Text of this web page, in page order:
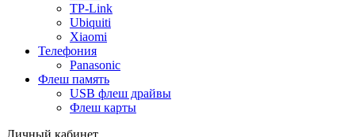
TP-Link
Ubiquiti
Xiaomi
Телефония
Panasonic
Флеш память
USB флеш драйвы
Флеш карты
Личный кабинет